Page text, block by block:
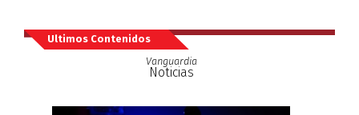
Ultimos Contenidos
Vanguardia
Noticias